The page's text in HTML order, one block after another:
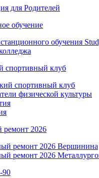
для Родителей
обучение
обучения
спортивный клуб
спортивный клуб
физической культуры
ремонт 2026
ремонт 2026 Вершинина
ремонт 2026
90